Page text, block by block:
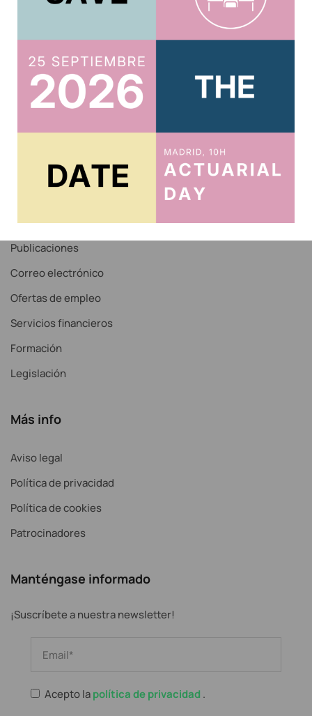
Acreditar CPD 2025
Acceso al Área Privada
Acceso Correo IAE
Recordar contraseña
Publicaciones
Correo electrónico
Ofertas de empleo
Servicios financieros
Formación
Legislación
Más info
Aviso legal
Política de privacidad
Política de cookies
Patrocinadores
Manténgase informado
¡Suscríbete a nuestra newsletter!
Acepto lapolítica de privacidad .